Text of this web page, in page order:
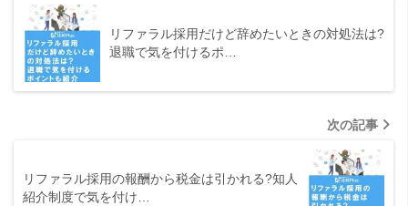
リファラル採用だけど辞めたいときの対処法は?
退職で気を付けるポ…
次の記事
リファラル採用の報酬から税金は引かれる?知人
紹介制度で気を付け…